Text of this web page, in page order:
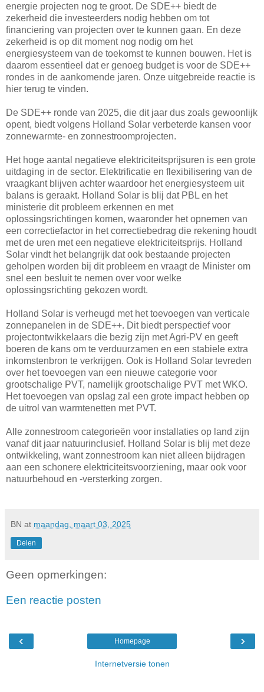
energie projecten nog te groot. De SDE++ biedt de
zekerheid die investeerders nodig hebben om tot
financiering van projecten over te kunnen gaan. En deze
zekerheid is op dit moment nog nodig om het
energiesysteem van de toekomst te kunnen bouwen. Het is
daarom essentieel dat er genoeg budget is voor de SDE++
rondes in de aankomende jaren. Onze uitgebreide reactie is
hier terug te vinden.
De SDE++ ronde van 2025, die dit jaar dus zoals gewoonlijk
opent, biedt volgens Holland Solar verbeterde kansen voor
zonnewarmte- en zonnestroomprojecten.
Het hoge aantal negatieve elektriciteitsprijsuren is een grote
uitdaging in de sector. Elektrificatie en flexibilisering van de
vraagkant blijven achter waardoor het energiesysteem uit
balans is geraakt. Holland Solar is blij dat PBL en het
ministerie dit probleem erkennen en met
oplossingsrichtingen komen, waaronder het opnemen van
een correctiefactor in het correctiebedrag die rekening houdt
met de uren met een negatieve elektriciteitsprijs. Holland
Solar vindt het belangrijk dat ook bestaande projecten
geholpen worden bij dit probleem en vraagt de Minister om
snel een besluit te nemen over voor welke
oplossingsrichting gekozen wordt.
Holland Solar is verheugd met het toevoegen van verticale
zonnepanelen in de SDE++. Dit biedt perspectief voor
projectontwikkelaars die bezig zijn met Agri-PV en geeft
boeren de kans om te verduurzamen en een stabiele extra
inkomstenbron te verkrijgen. Ook is Holland Solar tevreden
over het toevoegen van een nieuwe categorie voor
grootschalige PVT, namelijk grootschalige PVT met WKO.
Het toevoegen van opslag zal een grote impact hebben op
de uitrol van warmtenetten met PVT.
Alle zonnestroom categorieën voor installaties op land zijn
vanaf dit jaar natuurinclusief. Holland Solar is blij met deze
ontwikkeling, want zonnestroom kan niet alleen bijdragen
aan een schonere elektriciteitsvoorziening, maar ook voor
natuurbehoud en -versterking zorgen.
BN at maandag, maart 03, 2025
Delen
Geen opmerkingen:
Een reactie posten
‹ ›
Homepage
Internetversie tonen